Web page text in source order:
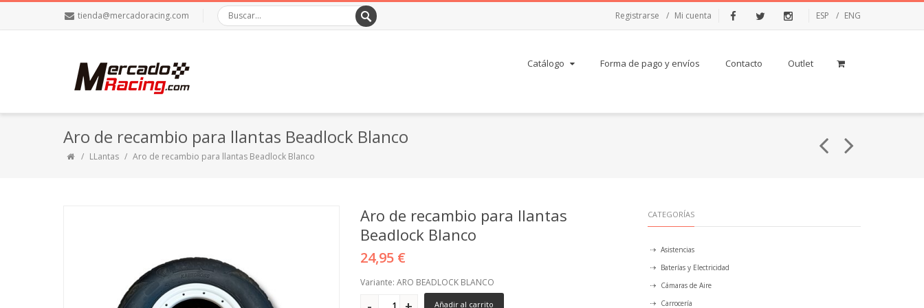
tienda@mercadoracing.com ESP ENG
Registrarse Mi cuenta
Catálogo Forma de pago y envíos Contacto Outlet
Aro de recambio para llantas Beadlock Blanco
LLantas Aro de recambio para llantas Beadlock Blanco
Aro de recambio para llantas
Beadlock Blanco
24,95 €
Variante: ARO BEADLOCK BLANCO
Añadir al carrito
CATEGORÍAS
Asistencias
Baterías y Electricidad
Cámaras de Aire
Carrocería